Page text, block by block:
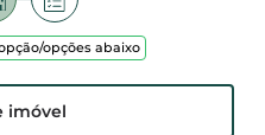
opções abaixo
imóvel